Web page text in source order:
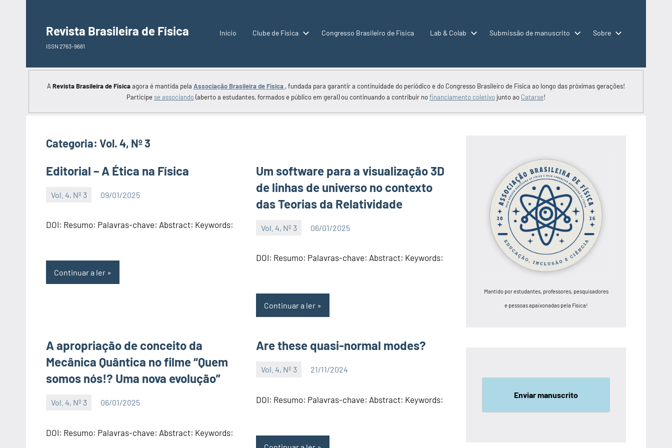
conteúdo
Revista Brasileira de Física
ISSN 2763-9681
Início Clube de Física Congresso Brasileiro de Física Lab & Colab Submissão de manuscrito Sobre
A Revista Brasileira de Físicaagora é mantida pela Associação Brasileira de Física , fundada para garantir a continuidade do periódico e do Congresso Brasileiro de Física ao longo das próximas gerações!
Participese associando(aberto a estudantes, formados e público em geral) ou continuando a contribuir nofinanciamento coletivo junto ao Catarse!
Categoria: Vol. 4, Nº 3
Editorial – A Ética na Física
Vol. 4, Nº 3 09/01/2025
Editor
DOI: Resumo: Palavras-chave: Abstract: Keywords:
Continuar a ler
Um software para a visualização 3D
de linhas de universo no contexto
das Teorias da Relatividade
Vol. 4, Nº 3 06/01/2025
Editor
DOI: Resumo: Palavras-chave: Abstract: Keywords:
Continuar a ler
A apropriação de conceito da
Mecânica Quântica no filme “Quem
somos nós!? Uma nova evolução”
Vol. 4, Nº 3 06/01/2025
Editor
DOI: Resumo: Palavras-chave: Abstract: Keywords:
Are these quasi-normal modes?
Vol. 4, Nº 3 21/11/2024
Editor
DOI: Resumo: Palavras-chave: Abstract: Keywords:
Mantido por estudantes, professores, pesquisadores
e pessoas apaixonadas pela Física!
Enviar manuscrito